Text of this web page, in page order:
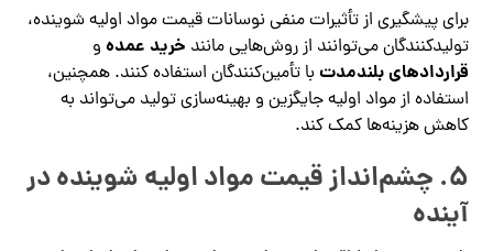
برای پیشگیری از تأثیرات منفی نوسانات قیمت مواد اولیه شوینده،
تولیدکنندگان می‌توانند از روش‌هایی مانند خرید عمده و
قراردادهای بلندمدت با تأمین‌کنندگان استفاده کنند. همچنین،
استفاده از مواد اولیه جایگزین و بهینه‌سازی تولید می‌تواند به
کاهش هزینه‌ها کمک کند.
5. چشم‌انداز قیمت مواد اولیه شوینده در
آینده